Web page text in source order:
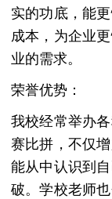
实的功底，能
成本，为企业
业的需求。
荣誉优势：
我校经常举办
赛比拼，不仅
能从中认识到
破。学校老师